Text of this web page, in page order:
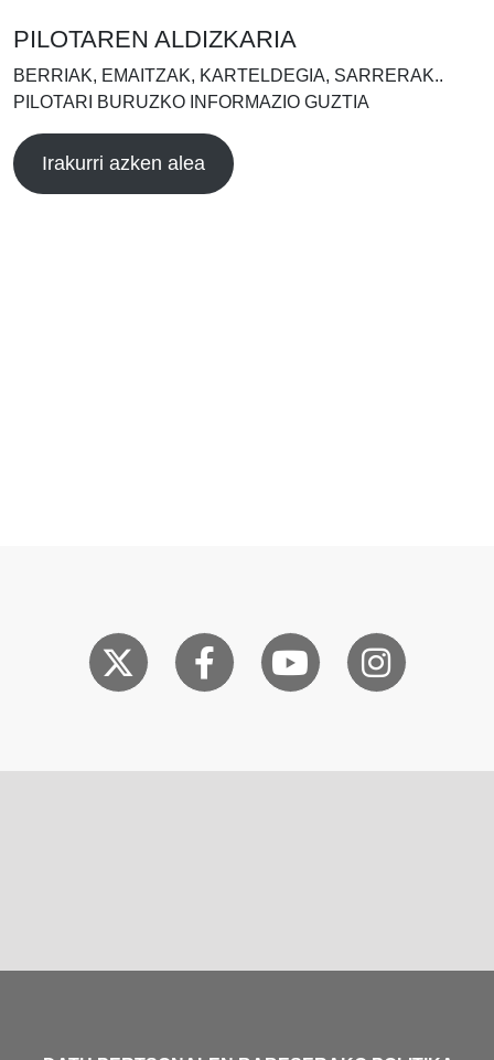
PILOTAREN ALDIZKARIA
BERRIAK, EMAITZAK, KARTELDEGIA, SARRERAK..
PILOTARI BURUZKO INFORMAZIO GUZTIA
Irakurri azken alea